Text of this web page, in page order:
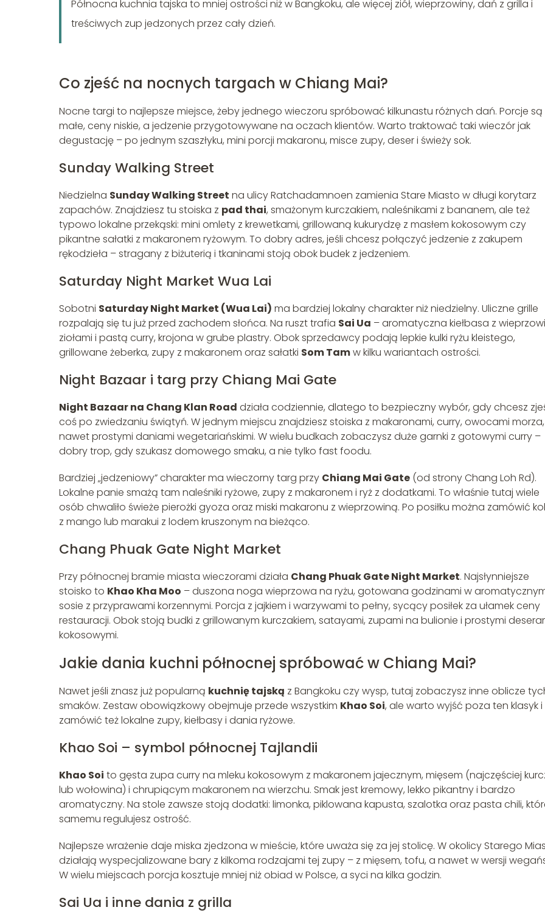
Północna kuchnia tajska to mniej ostrości niż w Bangkoku, ale więcej ziół, wieprzowiny, dań z grilla i
treściwych zup jedzonych przez cały dzień.
Co zjeść na nocnych targach w Chiang Mai?
Nocne targi to najlepsze miejsce, żeby jednego wieczoru spróbować kilkunastu różnych dań. Porcje są
małe, ceny niskie, a jedzenie przygotowywane na oczach klientów. Warto traktować taki wieczór jak
degustację – po jednym szaszłyku, mini porcji makaronu, misce zupy, deser i świeży sok.
Sunday Walking Street
Niedzielna Sunday Walking Street na ulicy Ratchadamnoen zamienia Stare Miasto w długi korytarz
zapachów. Znajdziesz tu stoiska z pad thai, smażonym kurczakiem, naleśnikami z bananem, ale też
typowo lokalne przekąski: mini omlety z krewetkami, grillowaną kukurydzę z masłem kokosowym czy
pikantne sałatki z makaronem ryżowym. To dobry adres, jeśli chcesz połączyć jedzenie z zakupem
rękodzieła – stragany z biżuterią i tkaninami stoją obok budek z jedzeniem.
Saturday Night Market Wua Lai
Sobotni Saturday Night Market (Wua Lai) ma bardziej lokalny charakter niż niedzielny. Uliczne grille
rozpalają się tu już przed zachodem słońca. Na ruszt trafia Sai Ua – aromatyczna kiełbasa z
ziołami i pastą curry, krojona w grube plastry. Obok sprzedawcy podają lepkie kulki ryżu kleistego,
grillowane żeberka, zupy z makaronem oraz sałatki Som Tamw kilku wariantach ostrości.
Night Bazaar i targ przy Chiang Mai Gate
Night Bazaar na Chang Klan Road działa codziennie, dlatego to bezpieczny wybór, gdy chcesz
coś po zwiedzaniu świątyń. W jednym miejscu znajdziesz stoiska z makaronami, curry, owocami
nawet prostymi daniami wegetariańskimi. W wielu budkach zobaczysz duże garnki z gotowymi curry –
dobry trop, gdy szukasz domowego smaku, a nie tylko fast foodu.
Bardziej „jedzeniowy” charakter ma wieczorny targ przy Chiang Mai Gate (od strony Chang Loh Rd).
Lokalne panie smażą tam naleśniki ryżowe, zupy z makaronem i ryż z dodatkami. To właśnie tutaj wiele
osób chwaliło świeże pierożki gyoza oraz miski makaronu z wieprzowiną. Po posiłku można zamówić
z mango lub marakui z lodem kruszonym na bieżąco.
Chang Phuak Gate Night Market
Przy północnej bramie miasta wieczorami działa Chang Phuak Gate Night Market. Najsłynniejsze
stoisko to Khao Kha Moo – duszona noga wieprzowa na ryżu, gotowana godzinami w
sosie z przyprawami korzennymi. Porcja z jajkiem i warzywami to pełny, sycący posiłek za ułamek ceny
restauracji. Obok stoją budki z grillowanym kurczakiem, satayami, zupami na bulionie i prostymi
kokosowymi.
Jakie dania kuchni północnej spróbować w Chiang Mai?
Nawet jeśli znasz już popularną kuchnię tajską z Bangkoku czy wysp, tutaj zobaczysz inne oblicze
smaków. Zestaw obowiązkowy obejmuje przede wszystkim Khao Soi, ale warto wyjść poza ten klasyk i
zamówić też lokalne zupy, kiełbasy i dania ryżowe.
Khao Soi – symbol północnej Tajlandii
Khao Soi to gęsta zupa curry na mleku kokosowym z makaronem jajecznym, mięsem (najczęściej
lub wołowina) i chrupiącym makaronem na wierzchu. Smak jest kremowy, lekko pikantny i bardzo
aromatyczny. Na stole zawsze stoją dodatki: limonka, piklowana kapusta, szalotka oraz pasta chili,
samemu regulujesz ostrość.
Najlepsze wrażenie daje miska zjedzona w mieście, które uważa się za jej stolicę. W okolicy Starego
działają wyspecjalizowane bary z kilkoma rodzajami tej zupy – z mięsem, tofu, a nawet w wersji
W wielu miejscach porcja kosztuje mniej niż obiad w Polsce, a syci na kilka godzin.
Sai Ua i inne dania z grilla